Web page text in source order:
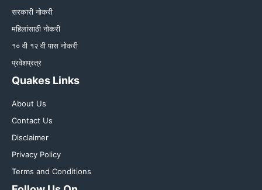
सरकारी नोकरी
महिलांसाठी नोकरी
१० वी १२ वी पास नोकरी
प्रवेशप्रत्र
Quakes Links
About Us
Contact Us
Disclaimer
Privacy Policy
Terms and Conditions